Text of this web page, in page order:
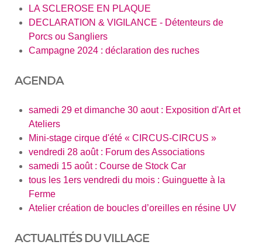
LA SCLEROSE EN PLAQUE
DECLARATION & VIGILANCE - Détenteurs de
Porcs ou Sangliers
Campagne 2024 : déclaration des ruches
AGENDA
samedi 29 et dimanche 30 aout : Exposition d'Art et
Ateliers
Mini-stage cirque d'été « CIRCUS-CIRCUS »
vendredi 28 août : Forum des Associations
samedi 15 août : Course de Stock Car
tous les 1ers vendredi du mois : Guinguette à la
Ferme
Atelier création de boucles d’oreilles en résine UV
ACTUALITÉS DU VILLAGE